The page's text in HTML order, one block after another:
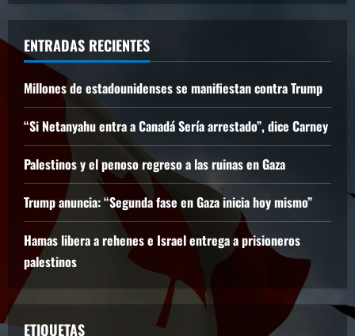
ENTRADAS RECIENTES
Millones de estadounidenses se manifiestan contra Trump
“Si Netanyahu entra a Canadá Sería arrestado”, dice Carney
Palestinos y el penoso regreso a las ruinas en Gaza
Trump anuncia: “Segunda fase en Gaza inicia hoy mismo”
Hamas libera a rehenes e Israel entrega a prisioneros
palestinos
ETIQUETAS